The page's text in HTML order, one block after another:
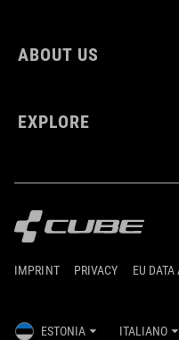
ABOUT US
EXPLORE
IMPRINT PRIVACY EU DATA
ESTONIA ITALIANO